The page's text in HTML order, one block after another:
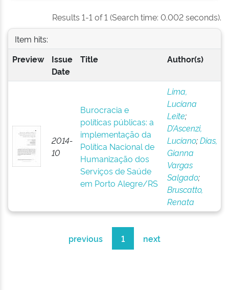
Results 1-1 of 1 (Search time: 0.002 seconds).
Item hits:
Preview
Issue
Date
Title Author(s)
2014-
10
Burocracia e
políticas públicas: a
implementação da
Política Nacional de
Humanização dos
Serviços de Saúde
em Porto Alegre/RS
Lima,
Luciana
Leite;
D’Ascenzi,
Luciano;Dias,
Gianna
Vargas
Salgado;
Bruscatto,
Renata
previous 1 next